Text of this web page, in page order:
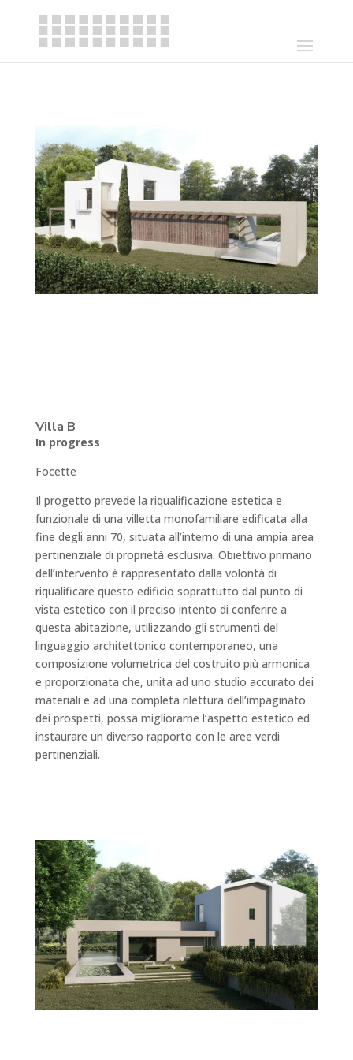
Villa B
In progress
Focette
Il progetto prevede la riqualificazione estetica e
funzionale di una villetta monofamiliare edificata alla
fine degli anni 70, situata all’interno di una ampia area
pertinenziale di proprietà esclusiva. Obiettivo primario
dell’intervento è rappresentato dalla volontà di
riqualificare questo edificio soprattutto dal punto di
vista estetico con il preciso intento di conferire a
questa abitazione, utilizzando gli strumenti del
linguaggio architettonico contemporaneo, una
composizione volumetrica del costruito più armonica
e proporzionata che, unita ad uno studio accurato dei
materiali e ad una completa rilettura dell’impaginato
dei prospetti, possa migliorarne l‘aspetto estetico ed
instaurare un diverso rapporto con le aree verdi
pertinenziali.